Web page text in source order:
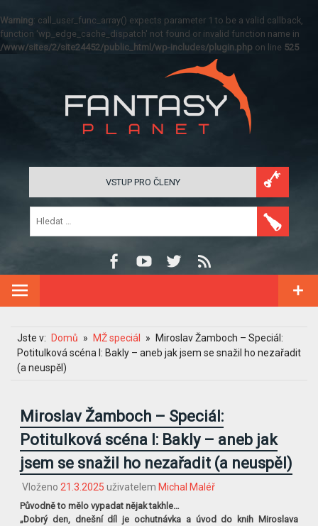
Warning: call_user_func_array() expects parameter 1 to be a valid callback,
function 'wp_edge_cache_dispatch' not found or invalid function name in
/www/sites/2/site24452/public_html/wp-includes/plugin.php on line 525
VSTUP PRO ČLENY
Jste v: Domů MŽ speciál
Miroslav Žamboch – Speciál:
Potitulková scéna I: Bakly – aneb jak jsem se snažil ho nezařadit
(a neuspěl)
Miroslav Žamboch – Speciál:
Potitulková scéna I: Bakly – aneb jak
jsem se snažil ho nezařadit (a neuspěl)
Vloženo 21.3.2025 uživatelem Michal Maléř
Původně to mělo vypadat nějak takhle…
„Dobrý den, dnešní díl je ochutnávka a úvod do knih Miroslava